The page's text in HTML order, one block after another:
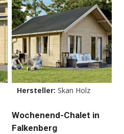
Hersteller: Skan Holz
Wochenend-Chalet in
Falkenberg